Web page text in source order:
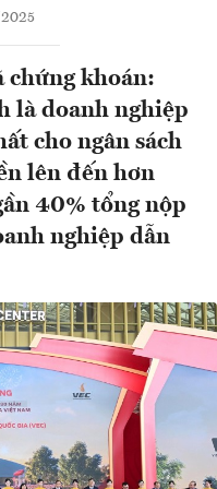
chứng khoán:
là doanh nghiệp
cho ngân sách
lên đến hơn
40% tổng nộp
nghiệp dẫn